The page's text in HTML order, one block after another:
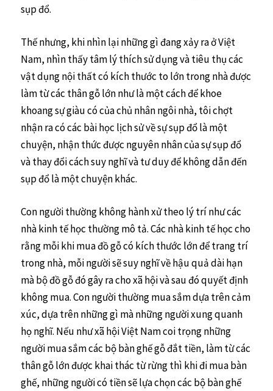
sụp đổ.
Thế nhưng, khi nhìn lại những gì đang xảy ra ở Việt
Nam, nhìn thấy tâm lý thích sử dụng và tiêu thụ các
vật dụng nội thất có kích thước to lớn trong nhà được
làm từ các thân gỗ lớn như là một cách để khoe
khoang sự giàu có của chủ nhân ngôi nhà, tôi chợt
nhận ra có các bài học lịch sử về sự sụp đổ là một
chuyện, nhận thức được nguyên nhân của sự sụp đổ
và thay đổi cách suy nghĩ và tư duy để không dẫn đến
sụp đổ là một chuyện khác.
Con người thường không hành xử theo lý trí như các
nhà kinh tế học thường mô tả. Các nhà kinh tế học cho
rằng mỗi khi mua đồ gỗ có kích thước lớn để trang trí
trong nhà, mỗi người sẽ suy nghĩ về hậu quả dài hạn
mà bộ đồ gỗ đó gây ra cho xã hội và sau đó quyết định
không mua. Con người thường mua sắm dựa trên cảm
xúc, dựa trên những gì mà những người xung quanh
họ nghĩ. Nếu như xã hội Việt Nam coi trọng những
người mua sắm các bộ bàn ghế gỗ đắt tiền, làm từ các
thân gỗ lớn được khai thác từ rừng thì khi đi mua bàn
ghế, những người có tiền sẽ lựa chọn các bộ bàn ghế